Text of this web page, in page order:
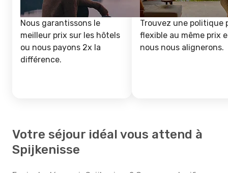
Nous garantissons le
meilleur prix sur les hôtels
ou nous payons 2x la
différence.
Trouvez une politique
flexible au même prix
nous nous alignerons.
Votre séjour idéal vous attend à
Spijkenisse